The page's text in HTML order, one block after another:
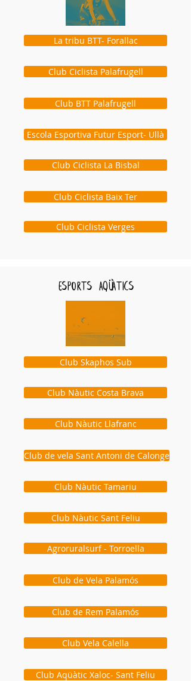
La tribu BTT- Forallac
Club Ciclista Palafrugell
Club BTT Palafrugell
Escola Esportiva Futur Esport- Ullà
Club Ciclista La Bisbal
Club Ciclista Baix Ter
Club Ciclista Verges
esports aqÜÀTICS
Club Skaphos Sub
Club Nàutic Costa Brava
Club Nàutic Llafranc
Club de vela Sant Antoni de Calonge
Club Nàutic Tamariu
Club Nàutic Sant Feliu
Agroruralsurf - Torroella
Club de Vela Palamós
Club de Rem Palamós
Club Vela Calella
Club Aqüàtic Xaloc- Sant Feliu